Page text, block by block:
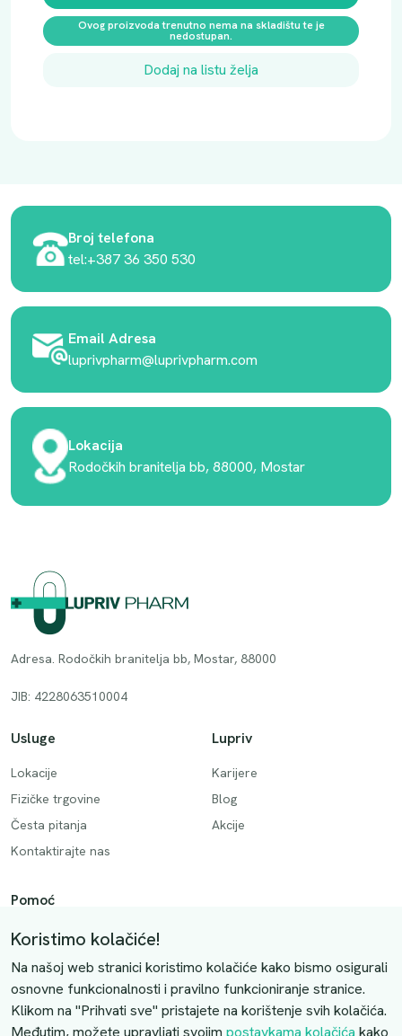
Ovog proizvoda trenutno nema na skladištu te je
nedostupan.
Dodaj na listu želja
Broj telefona
tel:+387 36 350 530
Email Adresa
luprivpharm@luprivpharm.com
Lokacija
Rodočkih branitelja bb, 88000, Mostar
Adresa. Rodočkih branitelja bb, Mostar, 88000
JIB: 4228063510004
Usluge
Lokacije
Fizičke trgovine
Česta pitanja
Kontaktirajte nas
Lupriv
Karijere
Blog
Akcije
Pomoć
Način plaćanja
Dostava
Povrati i otkazivanje
Uslovi kupovine
Koristimo kolačiće!
Na našoj web stranici koristimo kolačiće kako bismo osigurali
osnovne funkcionalnosti i pravilno funkcioniranje stranice.
Klikom na "Prihvati sve" pristajete na korištenje svih kolačića.
Međutim, možete upravljati svojim postavkama kolačića kako